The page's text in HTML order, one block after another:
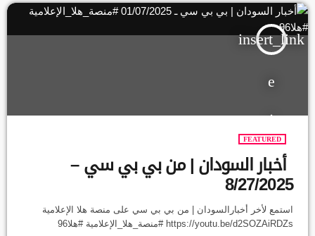
insert_link
FEATURED
أخبار السودان | من بي بي سي –
8/27/2025
استمع لأخر أخبارالسودان | من بي بي سي على منصة هلا الإعلامية
https://youtu.be/d2SOZAiRDZs #منصة_هلا_الإعلامية #هلا96